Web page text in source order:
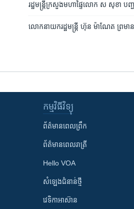
រដ្ឋមន្ត្រី​​ក្រសួង​មហាផ្ទៃ​លោក ស សុខា ប
លោក​នាយក​រដ្ឋមន្ត្រី ហ៊ុន ម៉ាណែត ព្រមាន​
កម្មវិធី​វិទ្យុ
ព័ត៌មាន​ពេល​ព្រឹក
ព័ត៌មាន​​ពេល​រាត្រី
Hello VOA
សំឡេង​ជំនាន់​ថ្មី
វេទិកា​អាស៊ាន